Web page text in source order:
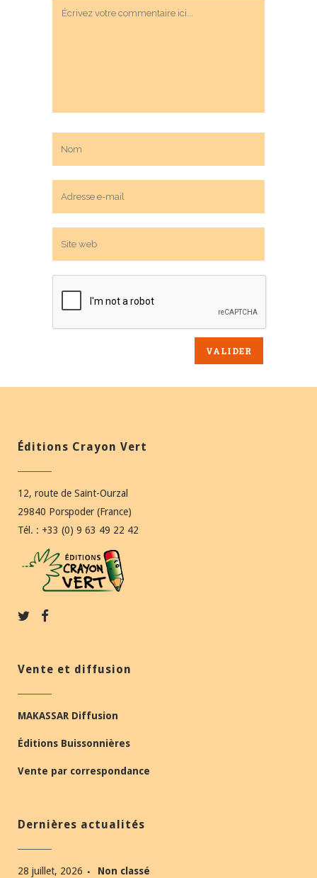
Éditions Crayon Vert
12, route de Saint-Ourzal
29840 Porspoder (France)
Tél. : +33 (0) 9 63 49 22 42
Vente et diffusion
MAKASSAR Diffusion
Éditions Buissonnières
Vente par correspondance
Dernières actualités
28 juillet, 2026 Non classé